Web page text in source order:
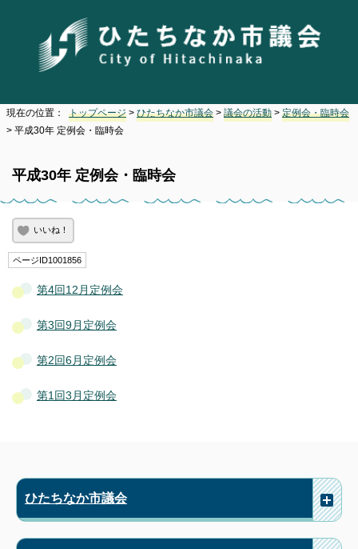
現在の位置： トップページ > ひたちなか市議会 > 議会の活動 > 定例会・臨時会
> 平成30年 定例会・臨時会
平成30年 定例会・臨時会
いいね！
ページID1001856
第4回12月定例会
第3回9月定例会
第2回6月定例会
第1回3月定例会
ひたちなか市議会